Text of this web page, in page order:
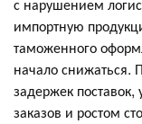
с нарушением
импортную
таможенного
начало снижаться.
задержек
заказов и ростом